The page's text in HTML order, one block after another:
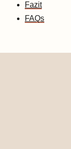
Fazit
FAQs